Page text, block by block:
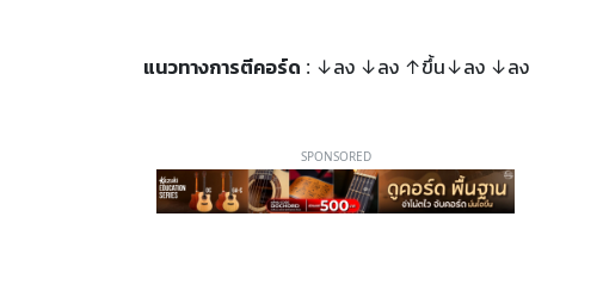
แนวทางการตีคอร์ด : ↓ลง ↓ลง ↑ขึ้น↓ลง ↓ลง
SPONSORED